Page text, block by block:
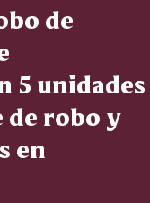
de
5 unidades
robo y
en